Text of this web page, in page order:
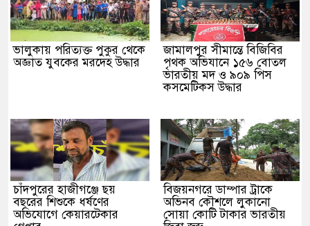
ভালুকায় পরিত্যক্ত পুকুর থেকে
অজ্ঞাত যুবকের মরদেহ উদ্ধার
জামালপুর সীমান্তে বিজিবির
পৃথক অভিযানে ১৫৬ বোতল
ভারতীয় মদ ও ৯০৯ পিস
কসমেটিকস উদ্ধার
চাঁদপুরের হাজীগঞ্জে ছয়
বছরের শিশুকে ধর্ষণের
অভিযোগে কেয়ারটেকার
বিজয়নগরে ডাম্পার ট্রাকে
অভিনব কৌশলে লুকানো
সোয়া কোটি টাকার ভারতীয়